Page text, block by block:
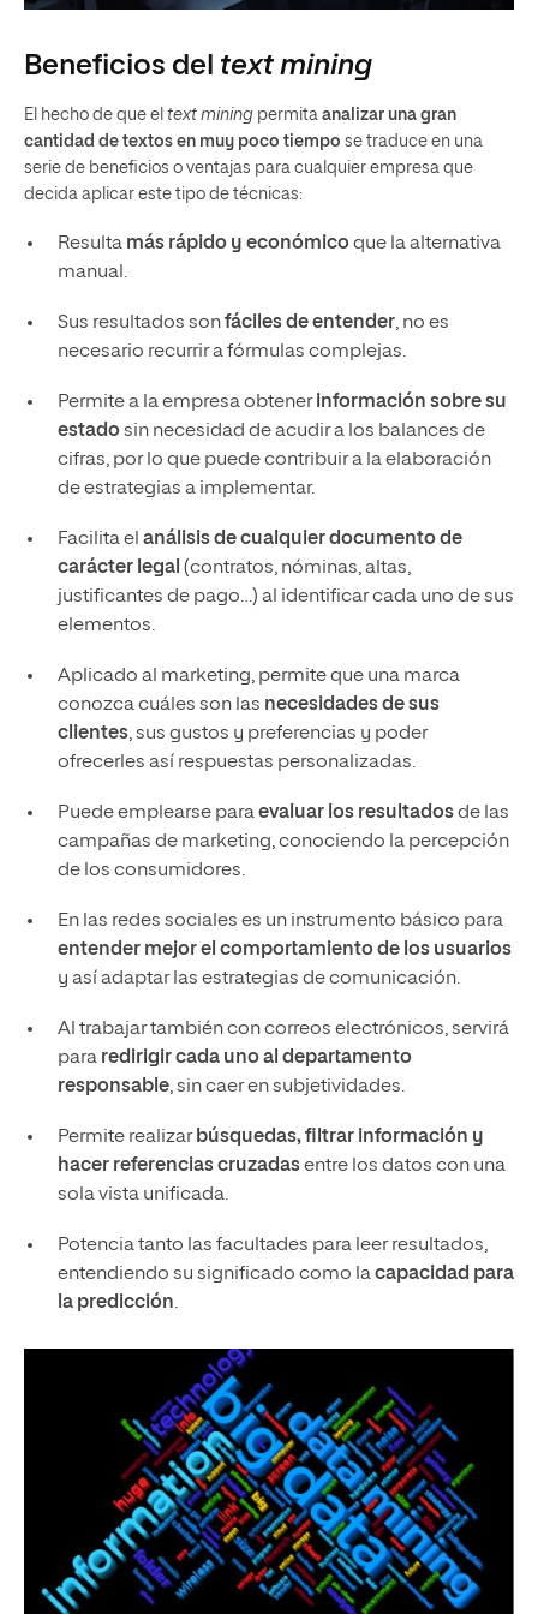
Beneficios del text mining
El hecho de que el text mining permita analizar una gran
cantidad de textos en muy poco tiempo se traduce en una
serie de beneficios o ventajas para cualquier empresa que
decida aplicar este tipo de técnicas:
Resulta más rápido y económicoque la alternativa
manual.
Sus resultados sonfáciles de entender, no es
necesario recurrir a fórmulas complejas.
Permite a la empresa obtenerinformación sobre su
estadosin necesidad de acudir a los balances de
cifras, por lo que puede contribuir a la elaboración
de estrategias a implementar.
Facilita el análisis de cualquier documento de
carácter legal (contratos, nóminas, altas,
justificantes de pago…) al identificar cada uno de sus
elementos.
Aplicado al marketing, permite que una marca
conozca cuáles son las necesidades de sus
clientes, sus gustos y preferencias y poder
ofrecerles así respuestas personalizadas.
Puede emplearse paraevaluar los resultadosde las
campañas de marketing, conociendo la percepción
de los consumidores.
En las redes sociales es un instrumento básico para
entender mejor el comportamiento de los usuarios
y así adaptar las estrategias de comunicación.
Al trabajar también con correos electrónicos, servirá
para redirigir cada uno al departamento
responsable, sin caer en subjetividades.
Permite realizarbúsquedas, filtrar información y
hacer referencias cruzadasentre los datos con una
sola vista unificada.
Potencia tanto las facultades para leer resultados,
entendiendo su significado como lacapacidad para
la predicción.